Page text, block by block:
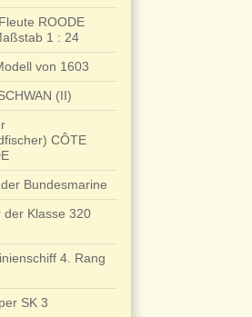
ROODE
1 : 24
von 1603
(II)
CÔTE
Bundesmarine
der Klasse 320
4. Rang
SK 3